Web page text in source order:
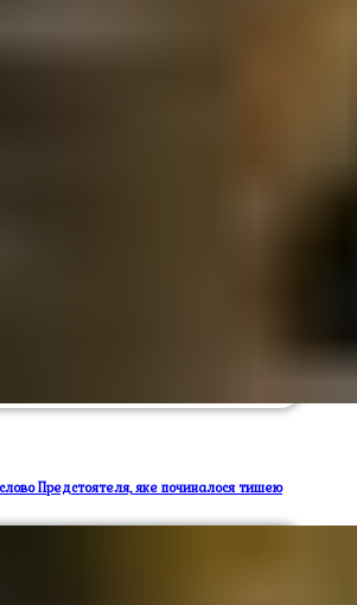
Предстоятеля, яке починалося тишею